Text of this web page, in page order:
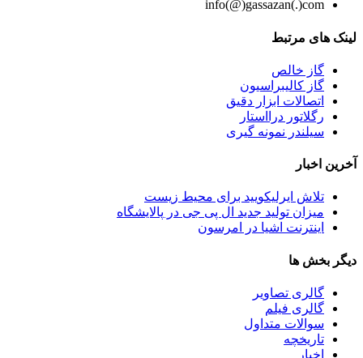
info(@)gassazan(.)com
لینک های مرتبط
گاز خالص
گاز کالیبراسیون
اتصالات ابزار دقیق
رگلاتور درااستار
سیلندر نمونه گیری
آخرین اخبار
تلاش ایرلیکویید برای محیط زیست
میزان تولید جدید ال پی جی در پالایشگاه
اینترنت اشیا در امرسون
دیگر بخش ها
گالری تصاویر
گالری فیلم
سوالات متداول
تاریخچه
اخبار